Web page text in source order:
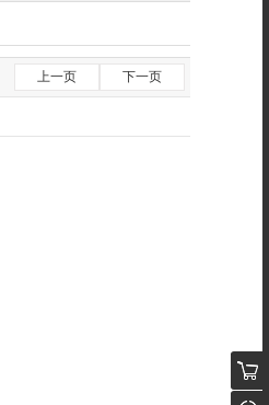
上一页 下一页